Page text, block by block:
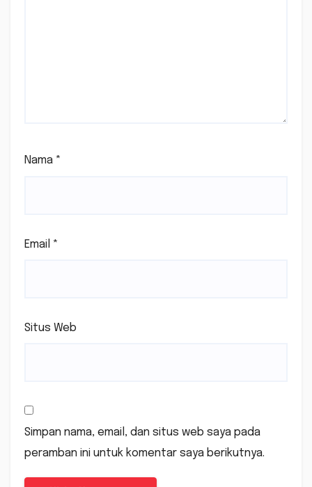
Nama *
Email *
Situs Web
Simpan nama, email, dan situs web saya pada
peramban ini untuk komentar saya berikutnya.